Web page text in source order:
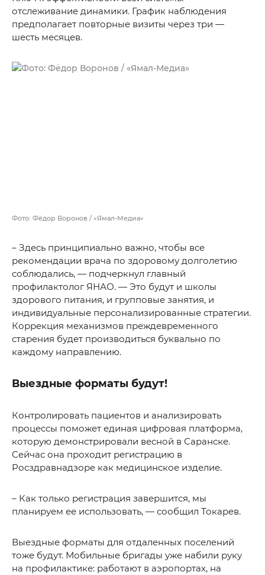
отслеживание динамики. График наблюдения
предполагает повторные визиты через три —
шесть месяцев.
Фото: Фёдор Воронов / «Ямал-Медиа»
– Здесь принципиально важно, чтобы все
рекомендации врача по здоровому долголетию
соблюдались, — подчеркнул главный
профилактолог ЯНАО. — Это будут и школы
здорового питания, и групповые занятия, и
индивидуальные персонализированные стратегии.
Коррекция механизмов преждевременного
старения будет производиться буквально по
каждому направлению.
Выездные форматы будут!
Контролировать пациентов и анализировать
процессы поможет единая цифровая платформа,
которую демонстрировали весной в Саранске.
Сейчас она проходит регистрацию в
Росздравнадзоре как медицинское изделие.
– Как только регистрация завершится, мы
планируем ее использовать, — сообщил Токарев.
Выездные форматы для отдаленных поселений
тоже будут. Мобильные бригады уже набили руку
на профилактике: работают в аэропортах, на